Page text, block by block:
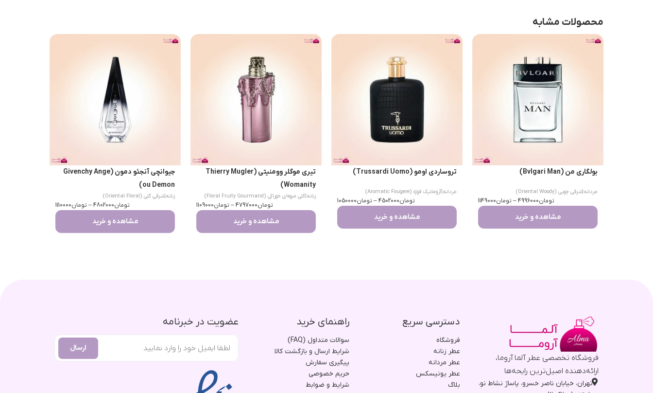
محصولات مشابه
بولگاری من (Bvlgari Man)
مردانه شرقی چوبی (Oriental Woody)
تومان4996000
– تومان1149000
مشاهده و خرید
تروساردی اومو (Trussardi Uomo)
مردانه آروماتیک فوژه (Aromatic Fougere)
تومان4502000
– تومان1050000
مشاهده و خرید
تیری موگلر وومنیتی (Thierry Mugler
Womanity)
زنانه گلی میوه‌ای خوراکی (Floral Fruity Gourmand)
تومان4797000
– تومان1109000
مشاهده و خرید
جیوانچی آنجئو دمون (Givenchy Ange
ou Demon)
زنانه شرقی گلی (Oriental Floral)
تومان4802000
– تومان1110000
مشاهده و خرید
فروشگاه تخصصی عطر آلما آروما،
ارائه‌دهنده اصیل‌ترین رایحه‌ها
تهران، خیابان ناصر خسرو، پاساژ نشاط نو،
دسترسی سریع
فروشگاه
عطر زنانه
عطر مردانه
عطر یونیسکس
بلاگ
راهنمای خرید
سوالات متداول (FAQ)
شرایط ارسال و بازگشت کالا
پیگیری سفارش
حریم خصوصی
شرایط و ضوابط
عضویت در خبرنامه
ارسال